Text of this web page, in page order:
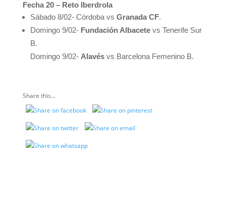
Fecha 20 – Reto Iberdrola
Sábado 8/02- Córdoba vs Granada CF.
Domingo 9/02- Fundación Albacetevs Tenerife Sur
B.
Domingo 9/02- Alavés vs Barcelona Femenino B.
Share this...